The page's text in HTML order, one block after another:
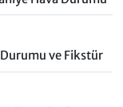
ve Fikstür